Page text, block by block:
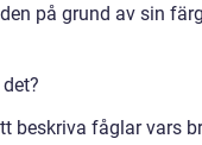
på grund av sin
beskriva fåglar vars